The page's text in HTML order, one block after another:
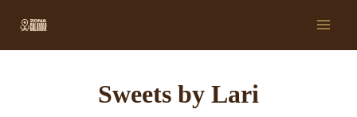
contenido
Main
Sweets by Lari